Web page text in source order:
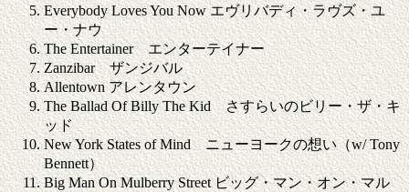
Everybody Loves You Now エヴリバディ・ラヴズ・ユ
ー・ナウ
The Entertainer エンターテイナー
Zanzibar ザンジバル
Allentown アレンタウン
The Ballad Of Billy The Kid さすらいのビリー・ザ・キ
ッド
New York States of Mind ニューヨークの想い（w/ Tony
Bennett）
Big Man On Mulberry Street ビッグ・マン・オン・マル